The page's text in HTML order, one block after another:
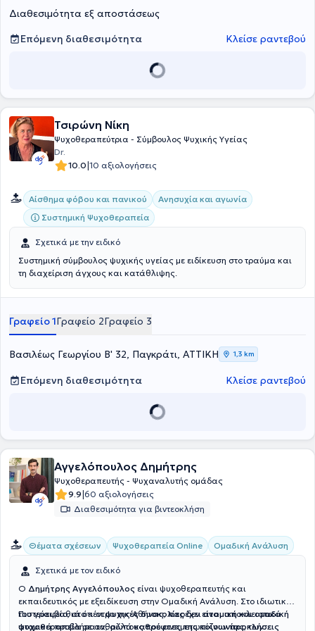
Διαθεσιμότητα εξ αποστάσεως
Επόμενη διαθεσιμότητα
Κλείσε ραντεβού
Τσιρώνη Νίκη
Ψυχοθεραπεύτρια - Σύμβουλος Ψυχικής Υγείας
Dr.
10.0|10 αξιολογήσεις
Αίσθημα φόβου και πανικού
Ανησυχία και αγωνία
Συστημική Ψυχοθεραπεία
Σχετικά με την ειδικό
Συστημική σύμβουλος ψυχικής υγείας με ειδίκευση στο τραύμα και
τη διαχείριση άγχους και κατάθλιψης.
Γραφείο 1Γραφείο 2Γραφείο 3
Βασιλέως Γεωργίου Β' 32, Παγκράτι, ΑΤΤΙΚΗ 1,3 km
Επόμενη διαθεσιμότητα Κλείσε ραντεβού
Αγγελόπουλος Δημήτρης
Ψυχοθεραπευτής - Ψυχαναλυτής ομάδας
9.9|60 αξιολογήσεις
Διαθεσιμότητα για βιντεοκλήση
Θέματα σχέσεων Ψυχοθεραπεία Online Ομαδική Ανάλυση
Σχετικά με τον ειδικό
Ο Δημήτρης Αγγελόπουλος είναι ψυχοθεραπευτής και
εκπαιδευτικός με εξειδίκευση στην Ομαδική Ανάλυση. Στο ιδιωτικό
του γραφείο, στο κέντρο της Αθήνας, παρέχειατομική και ομαδική
ψυχοθεραπείασε ανθρώπους που αντιμετωπίζουνπροκλήσεις
Πιστεύει βαθιά ότι οιψυχικές δυσκολίεςδεν είναι αποκλειστικά
ατομικά προβλήματα, αλλάκαθρέφτες της κοινωνίας, των